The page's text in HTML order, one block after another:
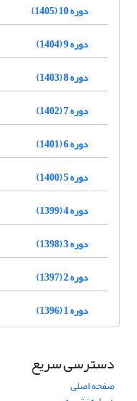
دوره 10 (1405)
دوره 9 (1404)
دوره 8 (1403)
دوره 7 (1402)
دوره 6 (1401)
دوره 5 (1400)
دوره 4 (1399)
دوره 3 (1398)
دوره 2 (1397)
دوره 1 (1396)
دسترسی سریع
صفحه اصلی